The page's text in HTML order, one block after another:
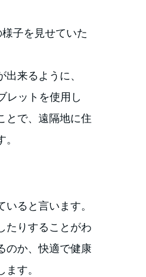
子を見せていた
来るように、
レットを使用し
とで、遠隔地に住
ると言います。
たりすることがわ
のか、快適で健康
す。